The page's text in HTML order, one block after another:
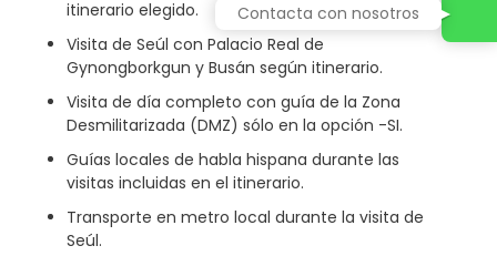
itinerario elegido.
Visita de Seúl con Palacio Real de
Gynongborkgun y Busán según itinerario.
Visita de día completo con guía de la Zona
Desmilitarizada (DMZ) sólo en la opción -SI.
Guías locales de habla hispana durante las
visitas incluidas en el itinerario.
Transporte en metro local durante la visita de
Seúl.
Contacta con nosotros